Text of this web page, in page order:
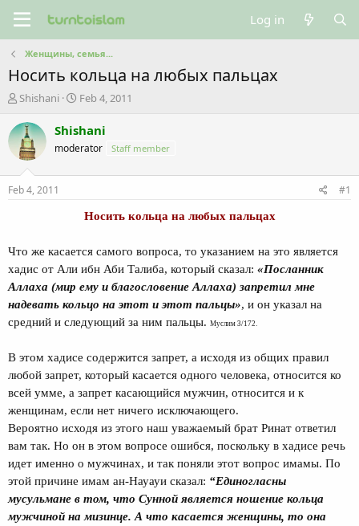
Log in
Женщины, семья...
Носить кольца на любых пальцах
T
r
e
a
s
t
e
r
Shishani
S
a
t
Feb 4, 2011
Shishani
moderator Staff member
Feb 4, 2011 #1
Носить кольца на любых пальцах
Что же касается самого вопроса, то указанием на это является
хадис от Али ибн Аби Талиба, который сказал: «Посланник
Аллаха (мир ему и благословение Аллаха) запретил мне
надевать кольцо на этот и этот пальцы», и он указал на
средний и следующий за ним пальцы. Муслим 3/172.
В этом хадисе содержится запрет, а исходя из общих правил
любой запрет, который касается одного человека, относится ко
всей умме, а запрет касающийся мужчин, относится и к
женщинам, если нет ничего исключающего.
Вероятно исходя из этого наш уважаемый брат Ринат ответил
вам так. Но он в этом вопросе ошибся, поскольку в хадисе речь
идет именно о мужчинах, и так поняли этот вопрос имамы. По
этой причине имам ан-Науауи сказал: “Единогласны
мусульмане в том, что Сунной является ношение кольца
мужчиной на мизинце. А что касается женщины, то она